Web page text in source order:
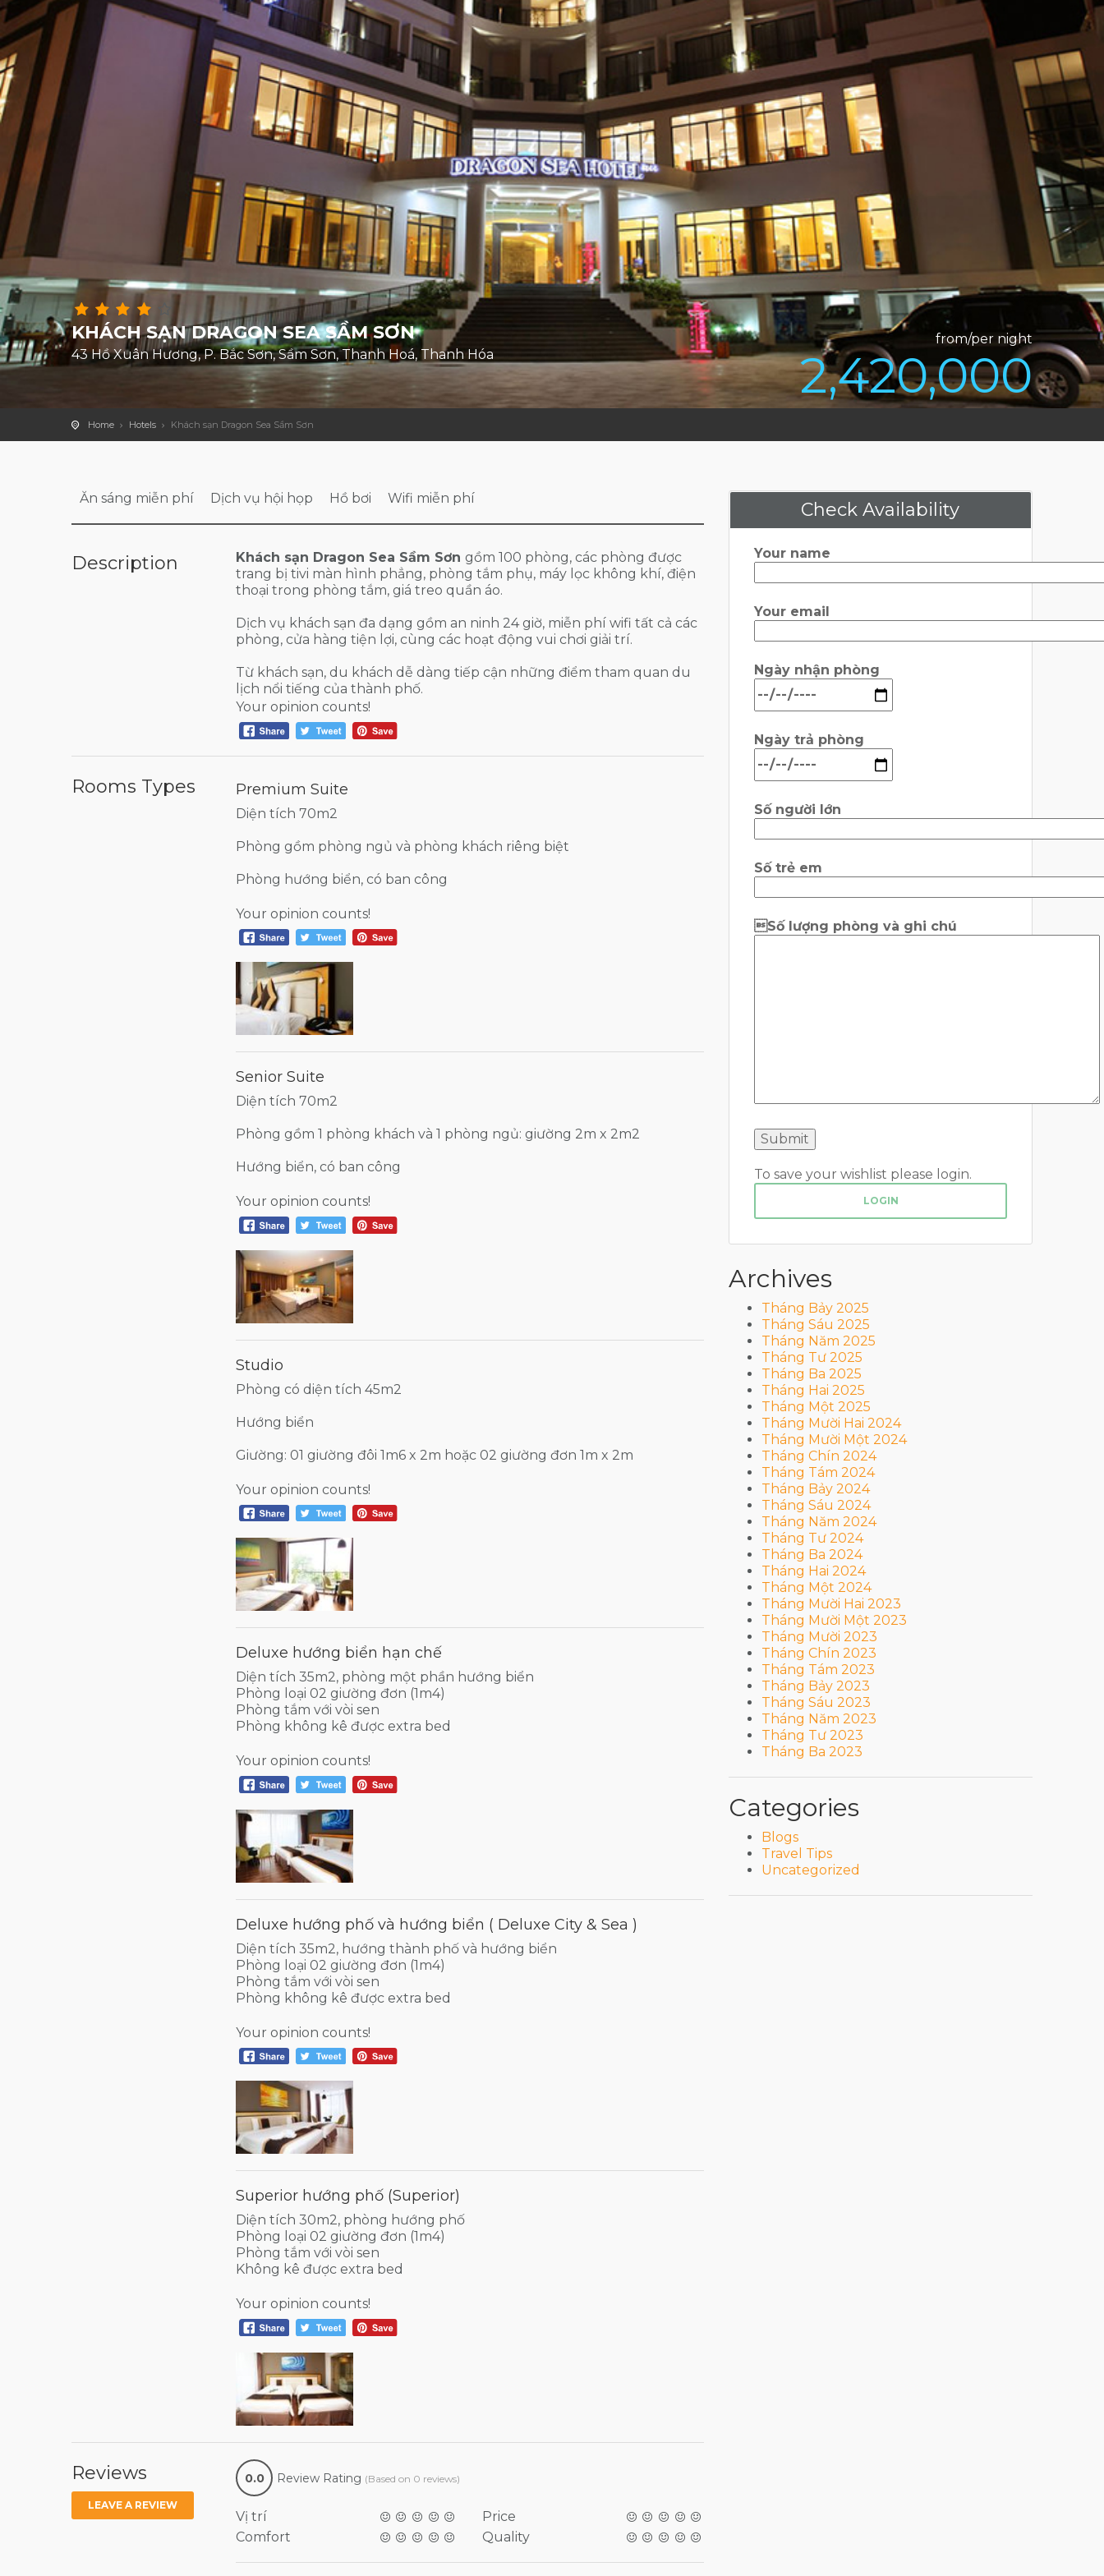
KHÁCH SẠN DRAGON SEA SẦM SƠN
43 Hồ Xuân Hương, P. Bắc Sơn, Sầm Sơn, Thanh Hoá, Thanh Hóa
from/per night
2,420,000
Home Hotels Khách sạn Dragon Sea Sầm Sơn
Ăn sáng miễn phí Dịch vụ hội họp Hồ bơi Wifi miễn phí
Description Khách sạn Dragon Sea Sầm Sơn gồm 100 phòng, các phòng được
trang bị tivi màn hình phẳng, phòng tắm phụ, máy lọc không khí, điện
thoại trong phòng tắm, giá treo quần áo.
Dịch vụ khách sạn đa dạng gồm an ninh 24 giờ, miễn phí wifi tất cả các
phòng, cửa hàng tiện lợi, cùng các hoạt động vui chơi giải trí.
Từ khách sạn, du khách dễ dàng tiếp cận những điểm tham quan du
lịch nổi tiếng của thành phố.
Your opinion counts!
Rooms Types Premium Suite
Diện tích 70m2
Phòng gồm phòng ngủ và phòng khách riêng biệt
Phòng hướng biển, có ban công
Your opinion counts!
Senior Suite
Diện tích 70m2
Phòng gồm 1 phòng khách và 1 phòng ngủ: giường 2m x 2m2
Hướng biển, có ban công
Your opinion counts!
Studio
Phòng có diện tích 45m2
Hướng biển
Giường: 01 giường đôi 1m6 x 2m hoặc 02 giường đơn 1m x 2m
Your opinion counts!
Deluxe hướng biển hạn chế
Diện tích 35m2, phòng một phần hướng biển
Phòng loại 02 giường đơn (1m4)
Phòng tắm với vòi sen
Phòng không kê được extra bed
Your opinion counts!
Deluxe hướng phố và hướng biển ( Deluxe City & Sea )
Diện tích 35m2, hướng thành phố và hướng biển
Phòng loại 02 giường đơn (1m4)
Phòng tắm với vòi sen
Phòng không kê được extra bed
Your opinion counts!
Superior hướng phố (Superior)
Diện tích 30m2, phòng hướng phố
Phòng loại 02 giường đơn (1m4)
Phòng tắm với vòi sen
Không kê được extra bed
Your opinion counts!
Reviews
LEAVE A REVIEW
0.0 Review Rating (Based on 0 reviews)
Vị trí
Comfort
Price
Quality
Check Availability
Your name
Your email
Ngày nhận phòng
Ngày trả phòng
Số người lớn
Số trẻ em
Số lượng phòng và ghi chú
To save your wishlist please login.
LOGIN
Archives
Tháng Bảy 2025
Tháng Sáu 2025
Tháng Năm 2025
Tháng Tư 2025
Tháng Ba 2025
Tháng Hai 2025
Tháng Một 2025
Tháng Mười Hai 2024
Tháng Mười Một 2024
Tháng Chín 2024
Tháng Tám 2024
Tháng Bảy 2024
Tháng Sáu 2024
Tháng Năm 2024
Tháng Tư 2024
Tháng Ba 2024
Tháng Hai 2024
Tháng Một 2024
Tháng Mười Hai 2023
Tháng Mười Một 2023
Tháng Mười 2023
Tháng Chín 2023
Tháng Tám 2023
Tháng Bảy 2023
Tháng Sáu 2023
Tháng Năm 2023
Tháng Tư 2023
Tháng Ba 2023
Categories
Blogs
Travel Tips
Uncategorized